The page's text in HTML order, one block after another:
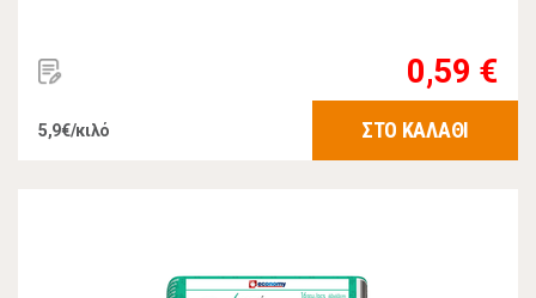
0,59 €
5,9€/κιλό ΣΤΟ ΚΑΛΑΘΙ